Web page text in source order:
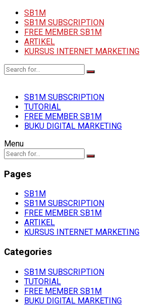
SB1M
SB1M SUBSCRIPTION
FREE MEMBER SB1M
ARTIKEL
KURSUS INTERNET MARKETING
SB1M SUBSCRIPTION
TUTORIAL
FREE MEMBER SB1M
BUKU DIGITAL MARKETING
Menu
Pages
SB1M
SB1M SUBSCRIPTION
FREE MEMBER SB1M
ARTIKEL
KURSUS INTERNET MARKETING
Categories
SB1M SUBSCRIPTION
TUTORIAL
FREE MEMBER SB1M
BUKU DIGITAL MARKETING